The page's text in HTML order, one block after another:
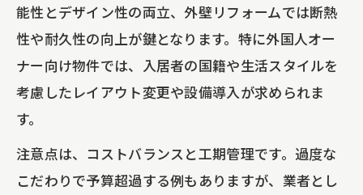
能性とデザイン性の両立、外壁リフォームでは断熱
性や耐久性の向上が鍵となります。特に外国人オー
ナー向け物件では、入居者の国籍や生活スタイルを
考慮したレイアウト変更や設備導入が求められま
す。
注意点は、コストバランスと工期管理です。過度な
こだわりで予算超過する例もありますが、業者とし